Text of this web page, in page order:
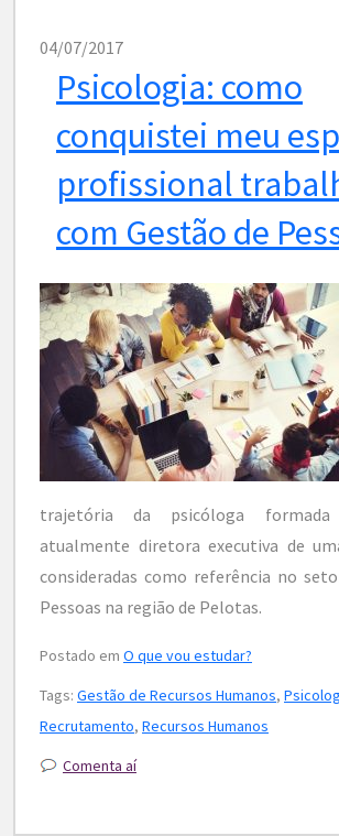
04/07/2017
Psicologia: como
conquistei meu
profissional
com Gestão de
trajetória da psicóloga
atualmente diretora executiva de
consideradas como referência no
Pessoas na região de Pelotas.
Postado em O que vou estudar?
Tags: Gestão de Recursos Humanos,
Recrutamento, Recursos Humanos
Comenta aí